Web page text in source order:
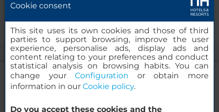
NH Collection Mexico City Airport T2
Cookie consent
This site uses its own cookies and those of third
parties to support browsing, improve the user
experience, personalise ads, display ads and
content relating to your preferences and conduct
statistical analysis on browsing habits. You can
change yourConfiguration or obtain more
information in our Cookie policy.
Do you accept these cookies and the